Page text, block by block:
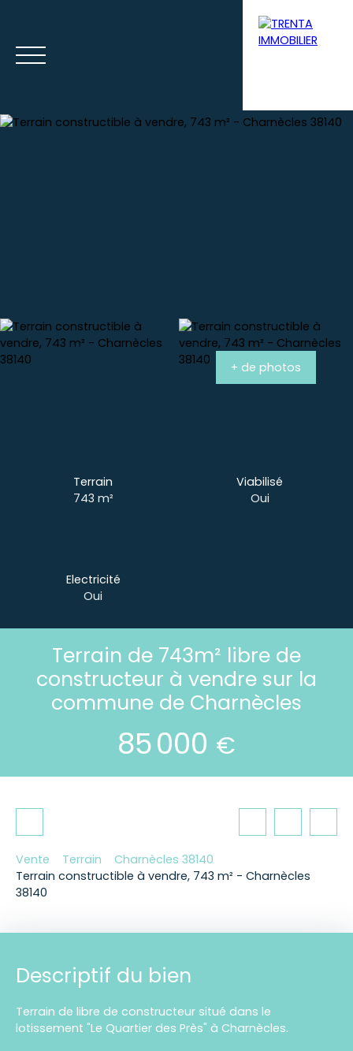
+ de photos
Terrain
743 m²
Viabilisé
Oui
Electricité
Oui
Terrain de 743m² libre de
constructeur à vendre sur la
commune de Charnècles
85 000 €
Vente Terrain
Charnècles 38140
Terrain constructible à vendre, 743 m² - Charnècles
38140
Descriptif du bien
Terrain de libre de constructeur situé dans le
lotissement "Le Quartier des Près" à Charnècles.